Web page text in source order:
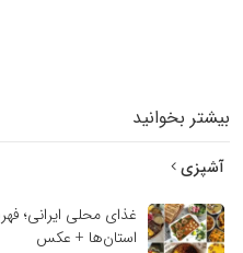
بیشتر بخوانید
آشپزی
غذای محلی ایرانی؛
استان‌ها + عکس